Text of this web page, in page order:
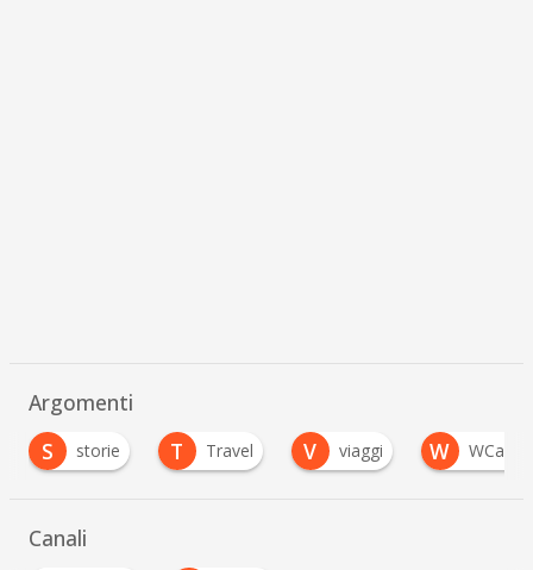
Argomenti
T
Travel V viaggi W WCap W
Canali